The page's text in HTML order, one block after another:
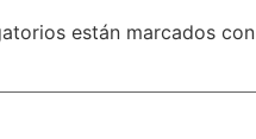
están marcados con